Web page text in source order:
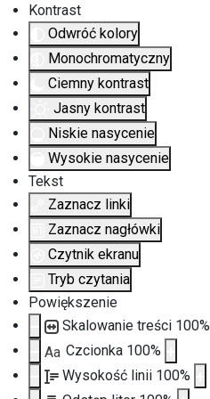
Kontrast
Odwróć kolory
Monochromatyczny
Ciemny kontrast
Jasny kontrast
Niskie nasycenie
Wysokie nasycenie
Tekst
Zaznacz linki
Zaznacz nagłówki
Czytnik ekranu
Tryb czytania
Powiększenie
Skalowanie treści 100%
Aa Czcionka 100%
Wysokość linii 100%